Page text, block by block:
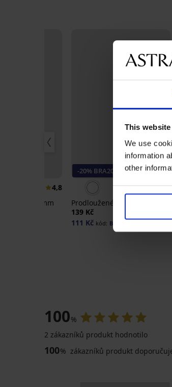
This
We use
information
other
4,8
20 mm
-20% BRA20
4,9
Prodloužené zapínání Long
139 Kč
111 Kč kód: BRA20
100%
2 zákazníků produkt hodnotilo
100% zákazníků produkt